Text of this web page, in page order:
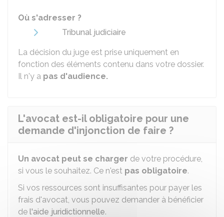
Où s'adresser ?
Tribunal judiciaire
La décision du juge est prise uniquement en
fonction des éléments contenu dans votre dossier.
Il n'y a pas d'audience.
L'avocat est-il obligatoire pour une
demande d'injonction de faire ?
Un avocat peut se charger de votre procédure,
si vous le souhaitez. Ce n'est pas obligatoire.
Si vos ressources sont insuffisantes pour payer les
frais d'avocat, vous pouvez demander à bénéficier
de l'aide juridictionnelle.